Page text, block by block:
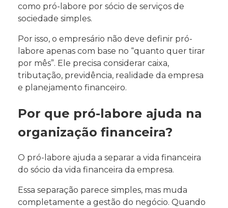
como pró-labore por sócio de serviços de
sociedade simples.
Por isso, o empresário não deve definir pró-
labore apenas com base no “quanto quer tirar
por mês”. Ele precisa considerar caixa,
tributação, previdência, realidade da empresa
e planejamento financeiro.
Por que pró-labore ajuda na
organização financeira?
O pró-labore ajuda a separar a vida financeira
do sócio da vida financeira da empresa.
Essa separação parece simples, mas muda
completamente a gestão do negócio. Quando